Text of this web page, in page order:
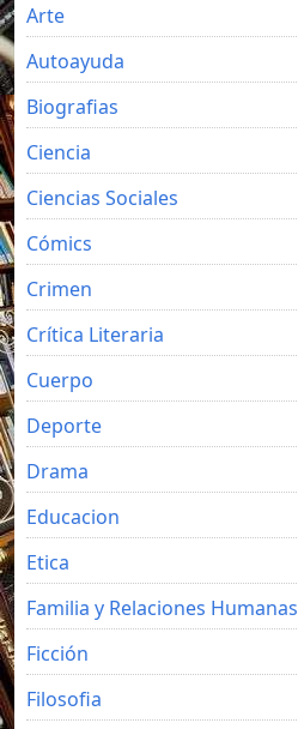
Arte
Autoayuda
Biografias
Ciencia
Ciencias Sociales
Cómics
Crimen
Crítica Literaria
Cuerpo
Deporte
Drama
Educacion
Etica
Familia y Relaciones Humanas
Ficción
Filosofia